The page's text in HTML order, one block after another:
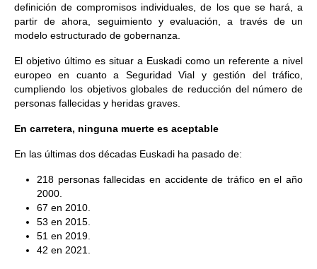
definición de compromisos individuales, de los que se hará, a
partir de ahora, seguimiento y evaluación, a través de un
modelo estructurado de gobernanza.
El objetivo último es situar a Euskadi como un referente a nivel
europeo en cuanto a Seguridad Vial y gestión del tráfico,
cumpliendo los objetivos globales de reducción del número de
personas fallecidas y heridas graves.
En carretera, ninguna muerte es aceptable
En las últimas dos décadas Euskadi ha pasado de:
218 personas fallecidas en accidente de tráfico en el año
2000.
67 en 2010.
53 en 2015.
51 en 2019.
42 en 2021.